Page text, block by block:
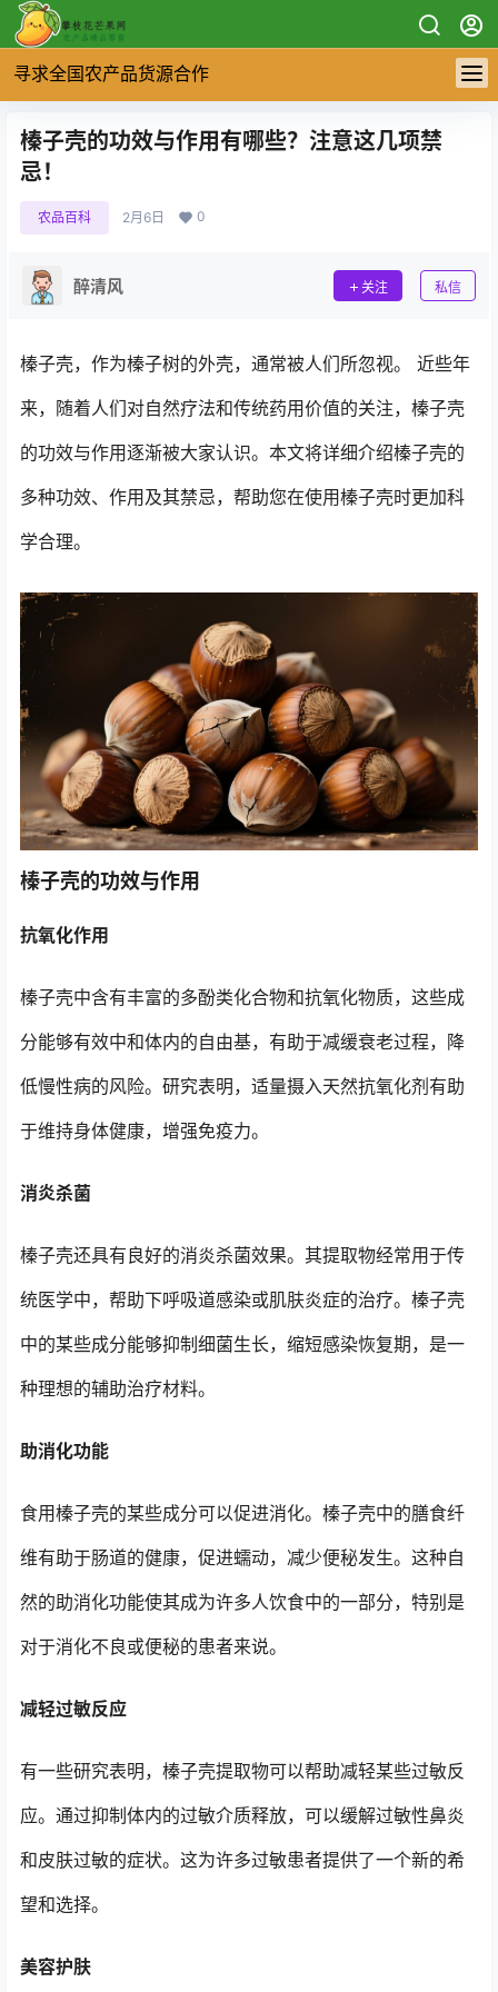
寻求全国农产品货源合作
榛子壳的功效与作用有哪些？注意这几项禁
忌！
农品百科 2月6日 0
醉清风 关注 私信
榛子壳，作为榛子树的外壳，通常被人们所忽视。 近些年
来，随着人们对自然疗法和传统药用价值的关注，榛子壳
的功效与作用逐渐被大家认识。本文将详细介绍榛子壳的
多种功效、作用及其禁忌，帮助您在使用榛子壳时更加科
学合理。
榛子壳的功效与作用
抗氧化作用
榛子壳中含有丰富的多酚类化合物和抗氧化物质，这些成
分能够有效中和体内的自由基，有助于减缓衰老过程，降
低慢性病的风险。研究表明，适量摄入天然抗氧化剂有助
于维持身体健康，增强免疫力。
消炎杀菌
榛子壳还具有良好的消炎杀菌效果。其提取物经常用于传
统医学中，帮助下呼吸道感染或肌肤炎症的治疗。榛子壳
中的某些成分能够抑制细菌生长，缩短感染恢复期，是一
种理想的辅助治疗材料。
助消化功能
食用榛子壳的某些成分可以促进消化。榛子壳中的膳食纤
维有助于肠道的健康，促进蠕动，减少便秘发生。这种自
然的助消化功能使其成为许多人饮食中的一部分，特别是
对于消化不良或便秘的患者来说。
减轻过敏反应
有一些研究表明，榛子壳提取物可以帮助减轻某些过敏反
应。通过抑制体内的过敏介质释放，可以缓解过敏性鼻炎
和皮肤过敏的症状。这为许多过敏患者提供了一个新的希
望和选择。
美容护肤